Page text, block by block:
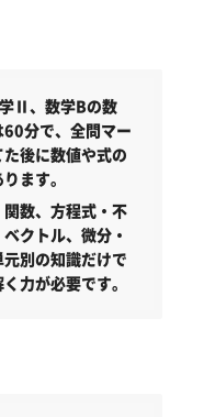
Ⅱ、数学Bの数
分で、全問マー
後に数値や式の
ます。
数、方程式・不
クトル、微分・
別の知識だけで
力が必要です。